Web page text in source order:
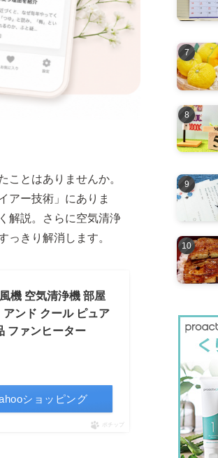
ことはありませんか。
アー技術」にありま
解説。さらに空気清浄
っきり解消します。
機 空気清浄機 部屋
ンド クール ピュア
ファンヒーター
ショッピング
ポチップ